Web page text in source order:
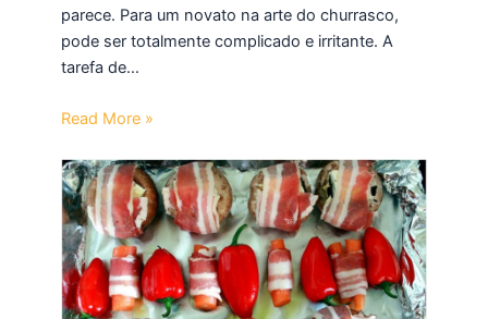
parece. Para um novato na arte do churrasco,
pode ser totalmente complicado e irritante. A
tarefa de…
Read More »